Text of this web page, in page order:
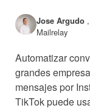
Jose Argudo,
Mailrelay
Automatizar
grandes
mensajes por
TikTok puede